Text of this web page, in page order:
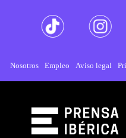
Nosotros Empleo Aviso legal